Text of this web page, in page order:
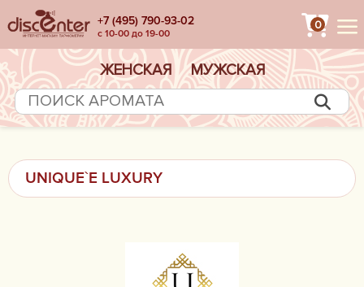
+7 (495) 790-93-02
с 10-00 до 19-00
0
ЖЕНСКАЯ МУЖСКАЯ
UNIQUE`E LUXURY